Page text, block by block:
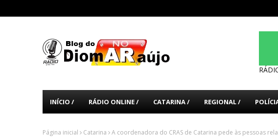
INÍCIO / RÁDIO ONLINE / CATARINA / REGIONAL /
Página inicial Catarina
A coordenadora do CRAS de Catarina pede às pessoas